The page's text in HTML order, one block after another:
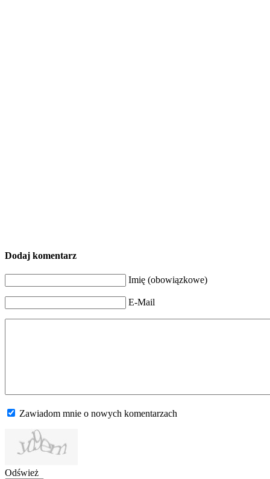
Dodaj komentarz
Imię (obowiązkowe)
E-Mail
Zawiadom mnie o nowych komentarzach
Odśwież